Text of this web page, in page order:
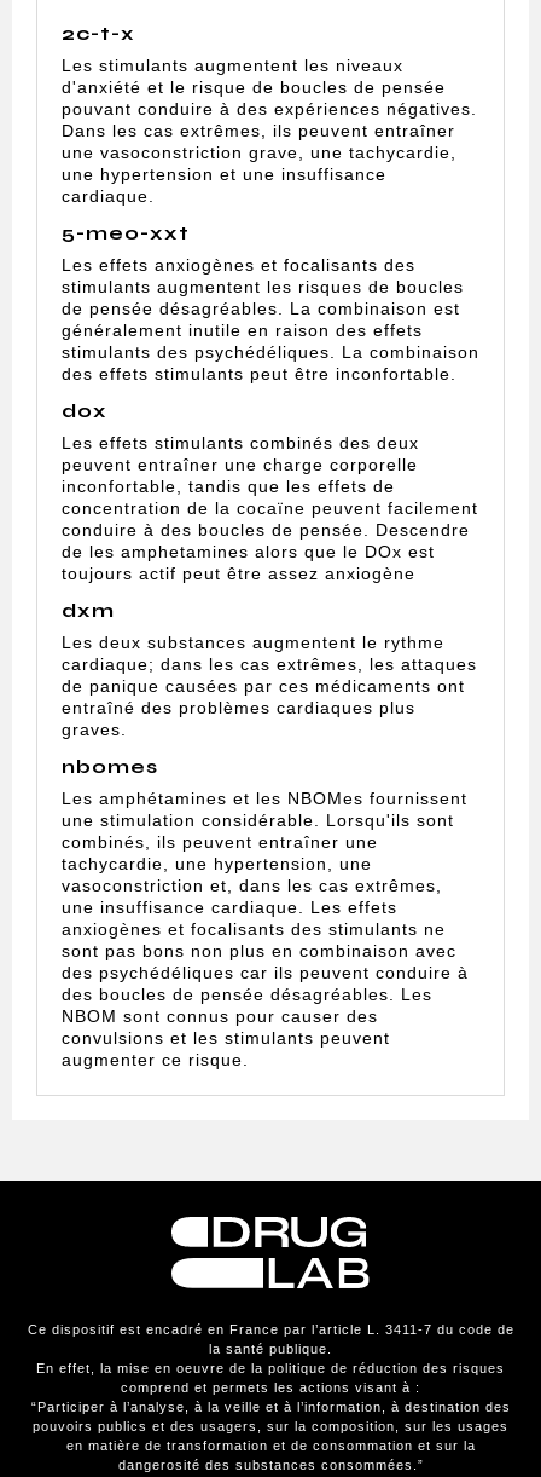
2c-t-x
Les stimulants augmentent les niveaux
d'anxiété et le risque de boucles de pensée
pouvant conduire à des expériences négatives.
Dans les cas extrêmes, ils peuvent entraîner
une vasoconstriction grave, une tachycardie,
une hypertension et une insuffisance
cardiaque.
5-meo-xxt
Les effets anxiogènes et focalisants des
stimulants augmentent les risques de boucles
de pensée désagréables. La combinaison est
généralement inutile en raison des effets
stimulants des psychédéliques. La combinaison
des effets stimulants peut être inconfortable.
dox
Les effets stimulants combinés des deux
peuvent entraîner une charge corporelle
inconfortable, tandis que les effets de
concentration de la cocaïne peuvent facilement
conduire à des boucles de pensée. Descendre
de les amphetamines alors que le DOx est
toujours actif peut être assez anxiogène
dxm
Les deux substances augmentent le rythme
cardiaque; dans les cas extrêmes, les attaques
de panique causées par ces médicaments ont
entraîné des problèmes cardiaques plus
graves.
nbomes
Les amphétamines et les NBOMes fournissent
une stimulation considérable. Lorsqu'ils sont
combinés, ils peuvent entraîner une
tachycardie, une hypertension, une
vasoconstriction et, dans les cas extrêmes,
une insuffisance cardiaque. Les effets
anxiogènes et focalisants des stimulants ne
sont pas bons non plus en combinaison avec
des psychédéliques car ils peuvent conduire à
des boucles de pensée désagréables. Les
NBOM sont connus pour causer des
convulsions et les stimulants peuvent
augmenter ce risque.
Ce dispositif est encadré en France par l’article L. 3411-7 du code de
la santé publique.
En effet, la mise en oeuvre de la politique de réduction des risques
comprend et permets les actions visant à :
“Participer à l’analyse, à la veille et à l’information, à destination des
pouvoirs publics et des usagers, sur la composition, sur les usages
en matière de transformation et de consommation et sur la
dangerosité des substances consommées.”